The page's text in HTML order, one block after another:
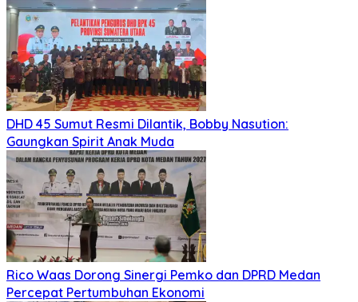
DHD 45 Sumut Resmi Dilantik, Bobby Nasution:
Gaungkan Spirit Anak Muda
Rico Waas Dorong Sinergi Pemko dan DPRD Medan
Percepat Pertumbuhan Ekonomi